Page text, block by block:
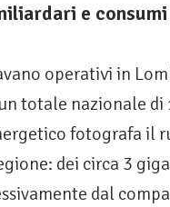
e
operativi in
totale nazionale di
fotografa il
dei circa 3
dal